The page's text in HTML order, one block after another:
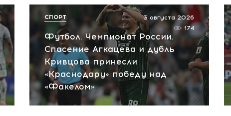
Футбол. Чемпионат России.
Спасение Агкацева и дубль
Кривцова принесли
«Краснодару» победу над
«Факелом»
3 августа 2026
174
СПОРТ